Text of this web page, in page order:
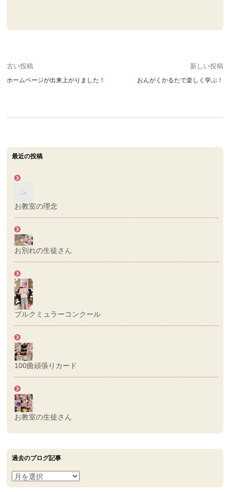
投
ゲ
ー
シ
ン
古い投稿
ホームページが出来上がりました！
新しい投稿
おんがくかるたで楽しく学ぶ！
最近の投稿
お教室の理念
お別れの生徒さん
ブルクミュラーコンクール
100曲頑張りカード
お教室の生徒さん
過去のブログ記事
過
去